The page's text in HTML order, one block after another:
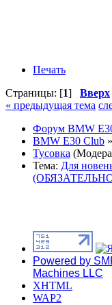
Печать
Страницы: [1] Вверх
« предыдущая тема
Форум BMW
BMW E30 Club »
Тусовка
Тема: Для
Powered by
Machines LLC
XHTML
WAP2